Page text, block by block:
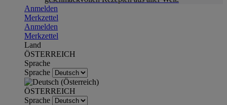
Anmelden
Merkzettel
Anmelden
Merkzettel
Land
ÖSTERREICH
Sprache
Sprache
ÖSTERREICH
Sprache